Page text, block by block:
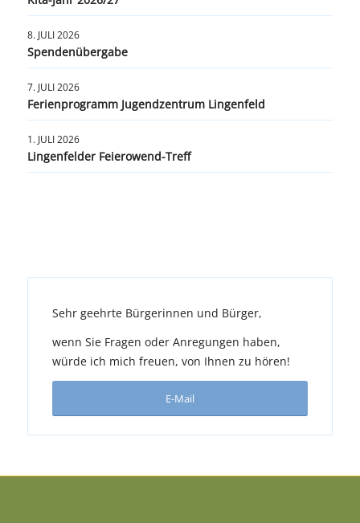
8. JULI 2026
Spendenübergabe
7. JULI 2026
Ferienprogramm Jugendzentrum Lingenfeld
1. JULI 2026
Lingenfelder Feierowend-Treff
Sehr geehrte Bürgerinnen und Bürger,
wenn Sie Fragen oder Anregungen haben,
würde ich mich freuen, von Ihnen zu hören!
E-Mail